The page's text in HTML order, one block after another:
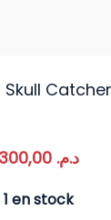
Skull Catcher
د.م. 300,00
1 en stock